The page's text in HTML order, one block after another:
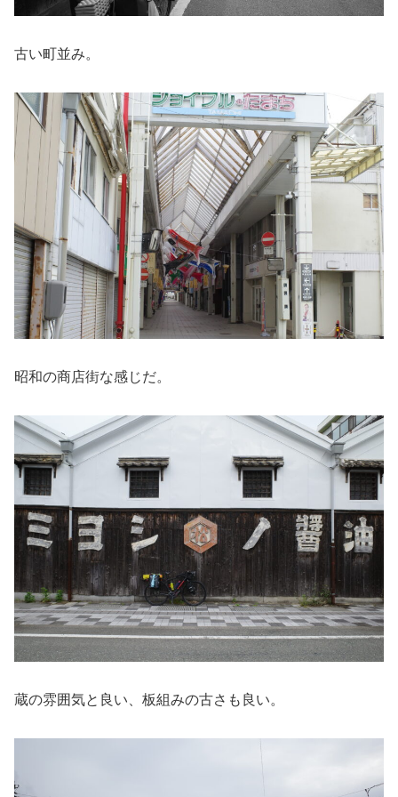
古い町並み。
昭和の商店街な感じだ。
蔵の雰囲気と良い、板組みの古さも良い。